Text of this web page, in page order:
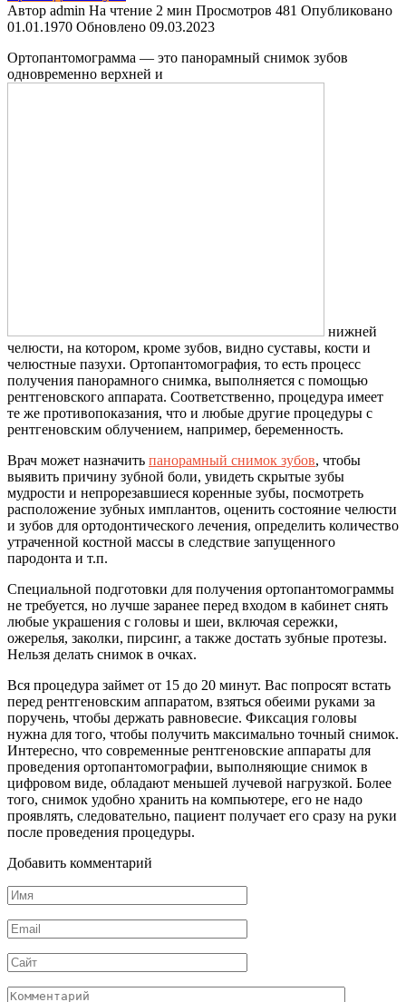
Автор admin На чтение 2 мин Просмотров 481 Опубликовано
01.01.1970 Обновлено 09.03.2023
Ортопантомограмма — это панорамный снимок зубов
одновременно верхней и
нижней
челюсти, на котором, кроме зубов, видно суставы, кости и
челюстные пазухи. Ортопантомография, то есть процесс
получения панорамного снимка, выполняется с помощью
рентгеновского аппарата. Соответственно, процедура имеет
те же противопоказания, что и любые другие процедуры с
рентгеновским облучением, например, беременность.
Врач может назначить панорамный снимок зубов, чтобы
выявить причину зубной боли, увидеть скрытые зубы
мудрости и непрорезавшиеся коренные зубы, посмотреть
расположение зубных имплантов, оценить состояние челюсти
и зубов для ортодонтического лечения, определить количество
утраченной костной массы в следствие запущенного
пародонта и т.п.
Специальной подготовки для получения ортопантомограммы
не требуется, но лучше заранее перед входом в кабинет снять
любые украшения с головы и шеи, включая сережки,
ожерелья, заколки, пирсинг, а также достать зубные протезы.
Нельзя делать снимок в очках.
Вся процедура займет от 15 до 20 минут. Вас попросят встать
перед рентгеновским аппаратом, взяться обеими руками за
поручень, чтобы держать равновесие. Фиксация головы
нужна для того, чтобы получить максимально точный снимок.
Интересно, что современные рентгеновские аппараты для
проведения ортопантомографии, выполняющие снимок в
цифровом виде, обладают меньшей лучевой нагрузкой. Более
того, снимок удобно хранить на компьютере, его не надо
проявлять, следовательно, пациент получает его сразу на руки
после проведения процедуры.
Добавить комментарий
Имя
*
Email
*
Сайт
Комментарий